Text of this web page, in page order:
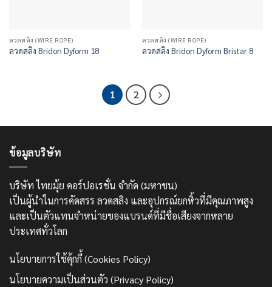
ลวดสลิง (WIRE ROPE)
ลวดสลิง Bridon Dyform 18
ลวดสลิง (WIRE ROPE)
ลวดสลิง Bridon Dyform Bristar 8
1 2
ข้อมูลบริษัท
บริษัท ไทยมุ้ย คอร์ปอเรชั่น จำกัด (มหาชน)
เป็นผู้นำในการคัดสรร ลวดสลิง และอุปกรณ์ยกหิ้วที่มีคุณภาพสูง
และเป็นตัวแทนจำหน่ายของแบรนด์ที่มีชื่อเสียงจากหลาย
ประเทศทั่วโลก
นโยบายการใช้คุ้กกี้ (Cookies Policy)
นโยบายความเป็นส่วนตัว (Privacy Policy)